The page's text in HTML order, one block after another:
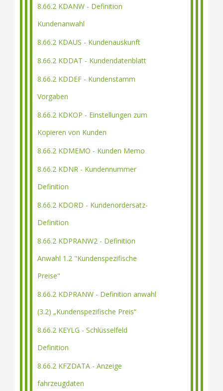
8.66.2 KDANW - Definition
Kundenanwahl
8.66.2 KDAUS - Kundenauskunft
8.66.2 KDDAT - Kundendatenblatt
8.66.2 KDDEF - Kundenstamm
Vorgaben
8.66.2 KDKOP - Einstellungen zum
Kopieren von Kunden
8.66.2 KDMEMO - Kunden Memo
8.66.2 KDNR - Kundennummer
Definition
8.66.2 KDORD - Kundenordersatz-
Definition
8.66.2 KDPRANW2 - Definition
Anwahl 1.2 "Kundenspezifische
Preise"
8.66.2 KDPRANW - Definition anwahl
(3.2) „Kundenspezifische Preis“
8.66.2 KEYLG - Schlüsselfeld
Definition
8.66.2 KFZDATA - Anzeige
fahrzeugdaten